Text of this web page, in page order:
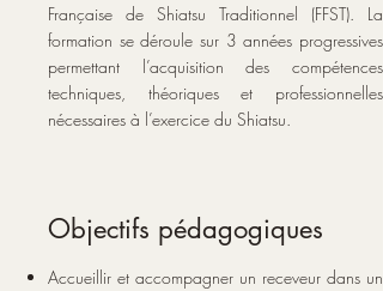
Française de Shiatsu Traditionnel (FFST). La
formation se déroule sur 3 années progressives
permettant l’acquisition des compétences
techniques, théoriques et professionnelles
nécessaires à l’exercice du Shiatsu.
Objectifs pédagogiques
Accueillir et accompagner un receveur dans un